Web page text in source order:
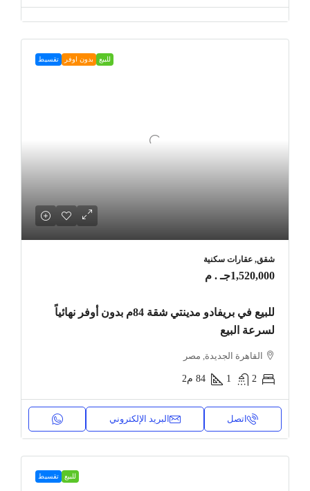
للبيع بدون اوفر تقسيط
شقق, عقارات سكنية
1,520,000جـ . م
للبيع في بريفادو مدينتي شقة 84م بدون أوفر نهائياً
لسرعة البيع
القاهرة الجديدة, مصر
2
1
84 م2
اتصل البريد الإلكتروني
للبيع تقسيط